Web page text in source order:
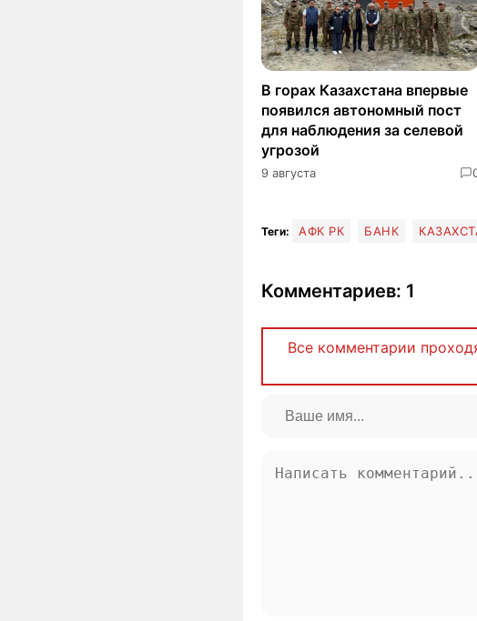
В горах Казахстана впервые
появился автономный пост
для наблюдения за селевой
угрозой
9 августа
Теги: АФК РК БАНК
Комментариев: 1
Все комментарии